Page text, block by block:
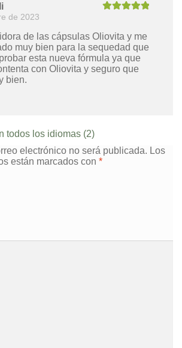
de 2023
de las cápsulas Oliovita y me
muy bien para la sequedad que
esta nueva fórmula ya que
con Oliovita y seguro que
bien.
todos los idiomas (2)
electrónico no será publicada. Los
están marcados con *